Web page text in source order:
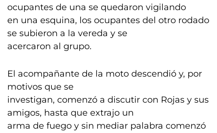
ocupantes de una se quedaron vigilando
en una esquina, los ocupantes del otro rodado
se subieron a la vereda y se
acercaron al grupo.
El acompañante de la moto descendió y, por
motivos que se
investigan, comenzó a discutir con Rojas y sus
amigos, hasta que extrajo un
arma de fuego y sin mediar palabra comenzó